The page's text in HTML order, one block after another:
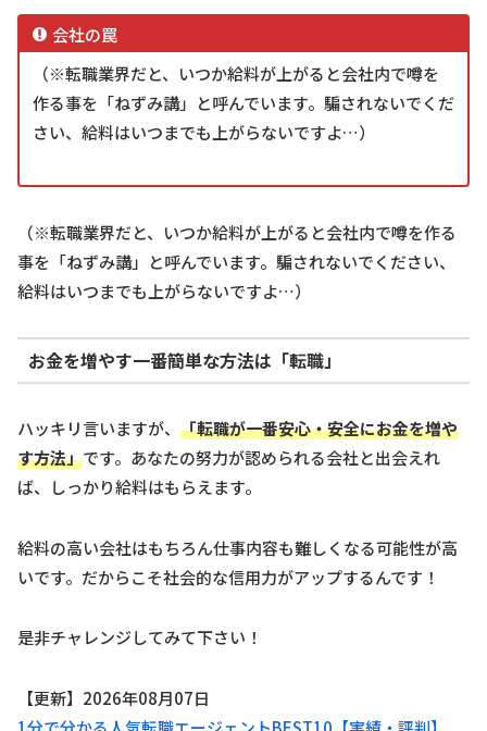
会社の罠
（※転職業界だと、いつか給料が上がると会社内で噂を
作る事を「ねずみ講」と呼んでいます。騙されないでくだ
さい、給料はいつまでも上がらないですよ…）
（※転職業界だと、いつか給料が上がると会社内で噂を作る
事を「ねずみ講」と呼んでいます。騙されないでください、
給料はいつまでも上がらないですよ…）
お金を増やす一番簡単な方法は「転職」
ハッキリ言いますが、 「転職が一番安心・安全にお金を増や
す方法」です。あなたの努力が認められる会社と出会えれ
ば、しっかり給料はもらえます。
給料の高い会社はもちろん仕事内容も難しくなる可能性が高
いです。だからこそ社会的な信用力がアップするんです！
是非チャレンジしてみて下さい！
【更新】2026年08月07日